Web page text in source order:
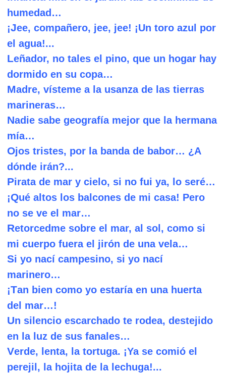
humedad…
¡Jee, compañero, jee, jee! ¡Un toro azul por
el agua!...
Leñador, no tales el pino, que un hogar hay
dormido en su copa…
Madre, vísteme a la usanza de las tierras
marineras…
Nadie sabe geografía mejor que la hermana
mía…
Ojos tristes, por la banda de babor… ¿A
dónde irán?...
Pirata de mar y cielo, si no fui ya, lo seré…
¡Qué altos los balcones de mi casa! Pero
no se ve el mar…
Retorcedme sobre el mar, al sol, como si
mi cuerpo fuera el jirón de una vela…
Si yo nací campesino, si yo nací
marinero…
¡Tan bien como yo estaría en una huerta
del mar…!
Un silencio escarchado te rodea, destejido
en la luz de sus fanales…
Verde, lenta, la tortuga. ¡Ya se comió el
perejil, la hojita de la lechuga!...